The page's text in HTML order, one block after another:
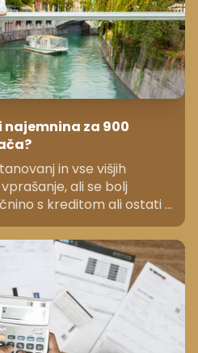
najemnina za 900
in vse višjih
ali se bolj
s kreditom ali ostati v
Sloveniji še vedno velja
finančna